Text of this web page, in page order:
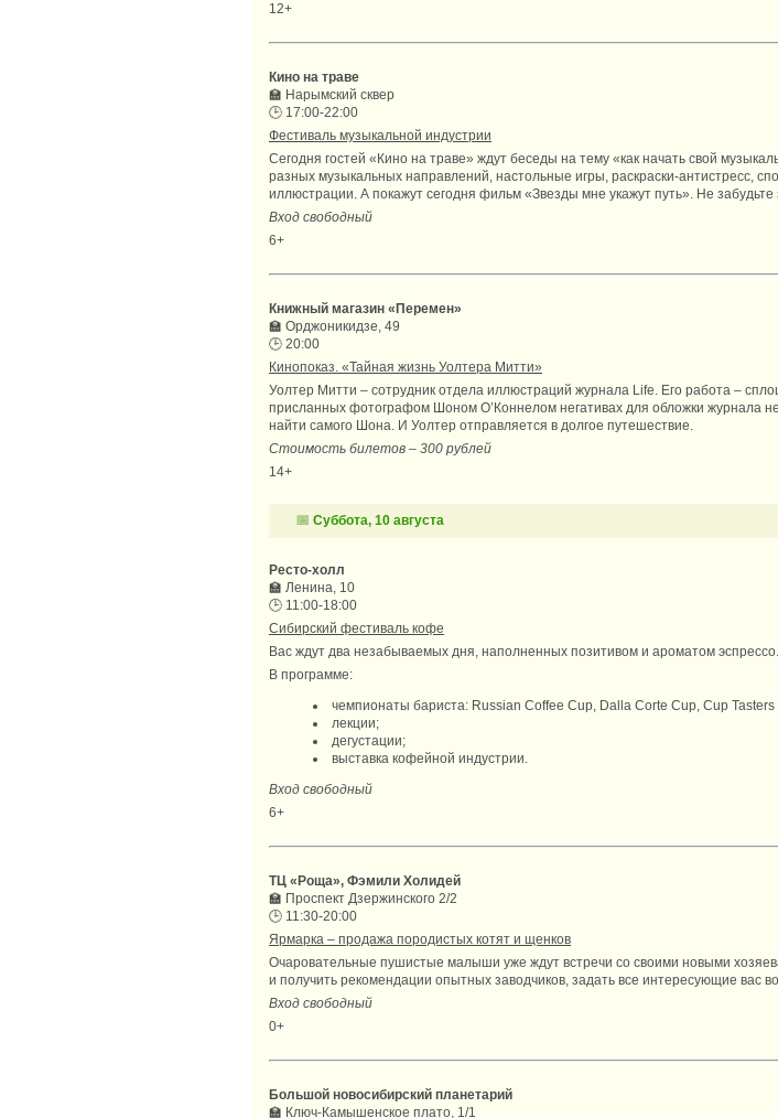
12+
Кино на траве
🏫 Нарымский сквер
🕒 17:00-22:00
Фестиваль музыкальной индустрии
Сегодня гостей «Кино на траве» ждут беседы на тему «как начать свой
разных музыкальных направлений, настольные игры, раскраски-антистресс,
иллюстрации. А покажут сегодня фильм «Звезды мне укажут путь». Не забудьте
Вход свободный
6+
Книжный магазин «Перемен»
🏫 Орджоникидзе, 49
🕒 20:00
Кинопоказ. «Тайная жизнь Уолтера Митти»
Уолтер Митти – сотрудник отдела иллюстраций журнала Life. Его работа –
присланных фотографом Шоном О’Коннелом негативах для обложки журнала
найти самого Шона. И Уолтер отправляется в долгое путешествие.
Стоимость билетов – 300 рублей
14+
📅 Суббота, 10 августа
Ресто-холл
🏫 Ленина, 10
🕒 11:00-18:00
Сибирский фестиваль кофе
Вас ждут два незабываемых дня, наполненных позитивом и ароматом эспрессо.
В программе:
чемпионаты бариста: Russian Coffee Cup, Dalla Corte Cup, Cup Tasters
лекции;
дегустации;
выставка кофейной индустрии.
Вход свободный
6+
ТЦ «Роща», Фэмили Холидей
🏫 Проспект Дзержинского 2/2
🕒 11:30-20:00
Ярмарка – продажа породистых котят и щенков
Очаровательные пушистые малыши уже ждут встречи со своими новыми
и получить рекомендации опытных заводчиков, задать все интересующие вас
Вход свободный
0+
Большой новосибирский планетарий
🏫 Ключ-Камышенское плато, 1/1